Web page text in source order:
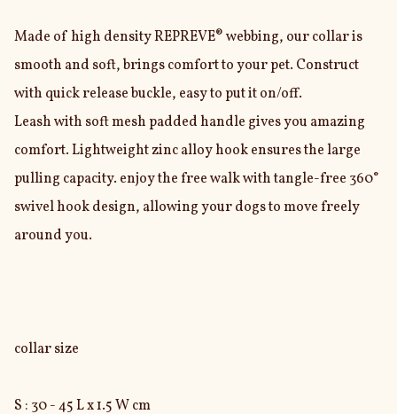
Made of high density REPREVE® webbing, our collar is
smooth and soft, brings comfort to your pet. Construct
with quick release buckle, easy to put it on/off.
Leash with soft mesh padded handle gives you amazing
comfort. Lightweight zinc alloy hook ensures the large
pulling capacity. enjoy the free walk with tangle-free 360°
swivel hook design, allowing your dogs to move freely
around you.
collar size
S : 30 - 45 L x 1.5 W cm